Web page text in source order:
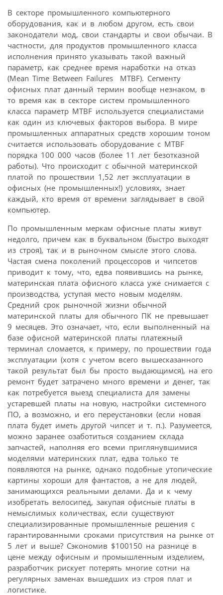
В секторе промышленного компьютерного
оборудования, как и в любом другом, есть свои
законодатели мод, свои стандарты и свои обычаи. В
частности, для продуктов промышленного класса
исполнения принято указывать такой важный
параметр, как среднее время наработки на отказ
(Mean Time Between Failures  MTBF). Сегменту
офисных плат данный термин вообще незнаком, в
то время как в секторе систем промышленного
класса параметр MTBF используется специалистами
как один из ключевых факторов выбора. В мире
промышленных аппаратных средств хорошим тоном
считается использовать оборудование с MTBF
порядка 100 000 часов (более 11 лет безотказной
работы). Что происходит с обычной материнской
платой по прошествии 1,52 лет эксплуатации в
офисных (не промышленных!) условиях, знает
каждый, кто время от времени заглядывает в свой
компьютер.
По промышленным меркам офисные платы живут
недолго, причем как в буквальном (быстро выходят
из строя), так и в рыночном смысле этого слова.
Частая смена поколений процессоров и чипсетов
приводит к тому, что, едва появившись на рынке,
материнская плата офисного класса уже снимается с
производства, уступая место новым моделям.
Средний срок рыночной жизни обычной
материнской платы для обычного ПК не превышает
9 месяцев. Это означает, что, если выполненный на
базе офисной материнской платы платежный
терминал сломается, к примеру, по прошествии года
эксплуатации (хотя с учетом всего вышесказанного
такой результат был бы просто выдающимся), на его
ремонт будет затрачено много времени и денег, так
как потребуется выезд специалиста для замены
устаревшей платы на новую, настройки системного
ПО, а возможно, и его переустановки (если новая
плата будет иметь другой чипсет и т. п.). Разумеется,
можно заранее озаботиться созданием склада
запчастей, наполняя его всеми приглянувшимися
моделями материнских плат, едва только те
появляются на рынке, однако подобные утопические
картины хороши для фантастов, а не для людей,
занимающихся реальными делами. Да и к чему
изобретать велосипед, закупая офисные платы в
немыслимых количествах, если существуют
специализированные промышленные решения с
гарантированными сроками присутствия на рынке от
5 лет и выше? Сэкономив $100150 на разнице в
цене между офисным и промышленным изделием,
разработчик рискует потерять многие сотни на
регулярных заменах вышедших из строя плат и
логистике.